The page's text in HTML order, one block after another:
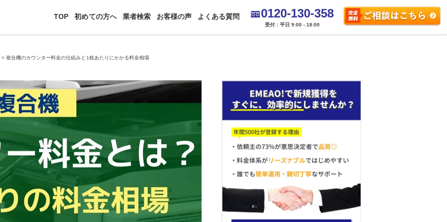
TOP 初めての方へ 業者検索 お客様の声 よくある質問 0120-130-358
受付：平日 9:00 - 18:00
>複合機のカウンター料金の仕組みと1枚あたりにかかる料金相場